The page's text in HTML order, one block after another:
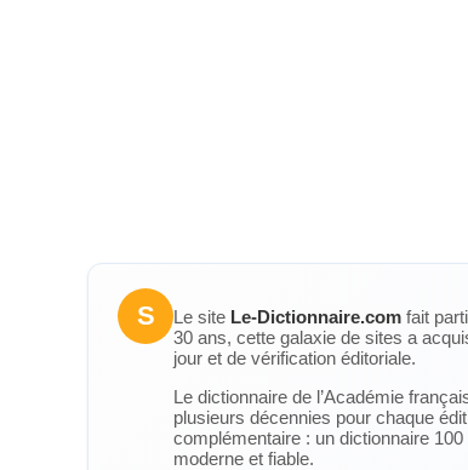
S Le site Le-Dictionnaire.com fait
30 ans, cette galaxie de sites a
jour et de vérification éditoriale.
Le dictionnaire de l’Académie
plusieurs décennies pour chaque
complémentaire : un dictionnaire
moderne et fiable.